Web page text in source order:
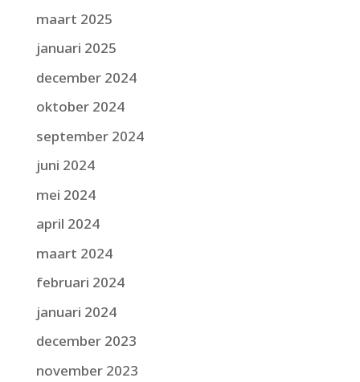
maart 2025
januari 2025
december 2024
oktober 2024
september 2024
juni 2024
mei 2024
april 2024
maart 2024
februari 2024
januari 2024
december 2023
november 2023